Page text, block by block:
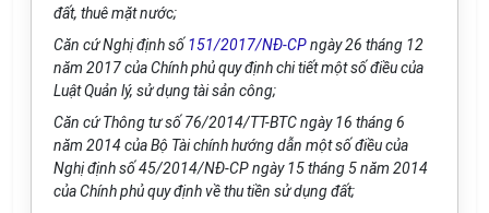
đất, thuê mặt nước;
Căn cứ Nghị địnhsố 151/2017/NĐ-CPngày 26 tháng 12
năm 2017 của Chính phủ quy định chi tiết một số điều của
Luật Quản lý, sử dụng tài sản công;
Căn cứ Thông tư số 76/2014/TT-BTC ngày 16 tháng 6
năm 2014 của Bộ Tài chính hướng dẫn một số điều của
Nghị định số45/2014/NĐ-CP ngày 15 tháng 5 năm 2014
của Chính phủ quy định về thu tiền sử dụng đất;